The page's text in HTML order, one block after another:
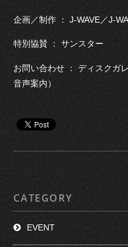
企画／制作 ： J-WAVE／J-
特別協賛 ： サンスター
お問い合わせ ： ディスク
音声案内）
CATEGORY
EVENT